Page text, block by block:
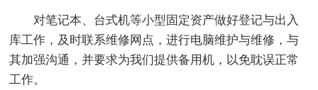
对笔记本、台式机等小型固定资产做好登记与出入
库工作，及时联系维修网点，进行电脑维护与维修，与
其加强沟通，并要求为我们提供备用机，以免耽误正常
工作。